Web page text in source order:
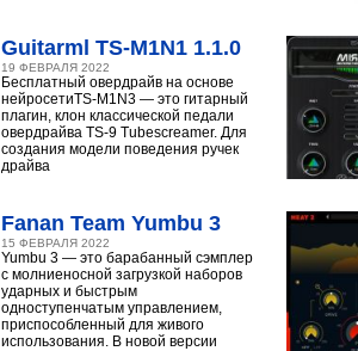
Guitarml TS-M1N1 1.1.0
19 ФЕВРАЛЯ 2022
Бесплатный овердрайв на основе
нейросетиTS-M1N3 — это гитарный
плагин, клон классической педали
овердрайва TS-9 Tubescreamer. Для
создания модели поведения ручек
драйва
Fanan Team Yumbu 3
15 ФЕВРАЛЯ 2022
Yumbu 3 — это барабанный сэмплер
с молниеносной загрузкой наборов
ударных и быстрым
одноступенчатым управлением,
приспособленный для живого
использования. В новой версии